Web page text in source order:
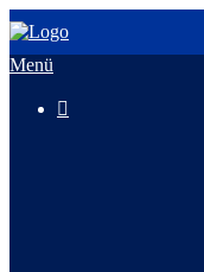
Menü
